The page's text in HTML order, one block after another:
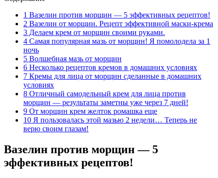
1 Вазелин против морщин — 5 эффективных рецептов!
2 Вазелин от морщин. Рецепт эффективной маски-крема
3 Делаем крем от морщин своими руками.
4 Самая популярная мазь от морщин! Я помолодела за 1
ночь
5 Волшебная мазь от морщин
6 Несколько рецептов кремов в домашних условиях
7 Кремы для лица от морщин сделанные в домашних
условиях
8 Отличный самодельный крем для лица против
морщин — результаты заметны уже через 7 дней!
9 От морщин крем желток ромашка еще
10 Я пользовалась этой мазью 2 недели… Теперь не
верю своим глазам!
Вазелин против морщин — 5
эффективных рецептов!